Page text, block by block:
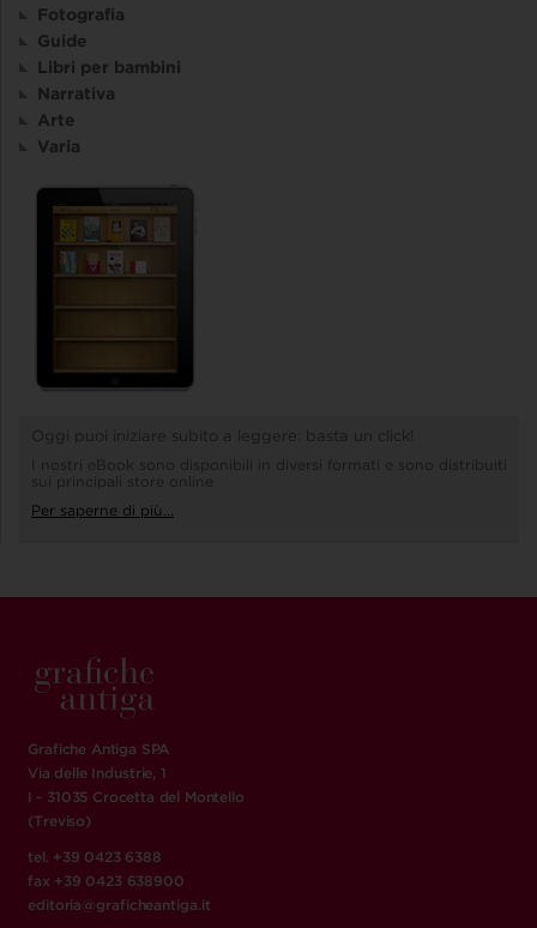
Fotografia
Guide
Libri per bambini
Narrativa
Arte
Varia
Oggi puoi iniziare subito a leggere: basta un click!
I nostri eBook sono disponibili in diversi formati e sono distribuiti
sui principali store online
Per saperne di più...
Grafiche Antiga SPA
Via delle Industrie, 1
I - 31035 Crocetta del Montello
(Treviso)
tel. +39 0423 6388
fax +39 0423 638900
editoria@graficheantiga.it